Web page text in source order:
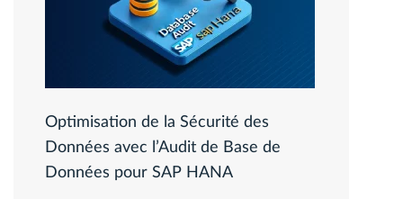
Optimisation de la Sécurité des
Données avec l’Audit de Base de
Données pour SAP HANA